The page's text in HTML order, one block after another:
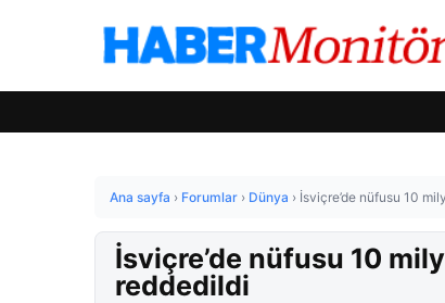
Ana sayfa › Forumlar › Dünya › İsviçre’de nüfusu 10
İsviçre’de nüfusu 10
reddedildi